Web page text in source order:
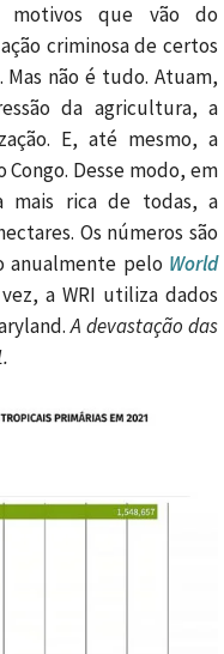
que vão do
criminosa de certos
Mas não é tudo. Atuam,
da agricultura, a
E, até mesmo, a
Desse modo, em
mais rica de todas, a
Os números são
anualmente pelo World
a WRI utiliza dados
A devastação das